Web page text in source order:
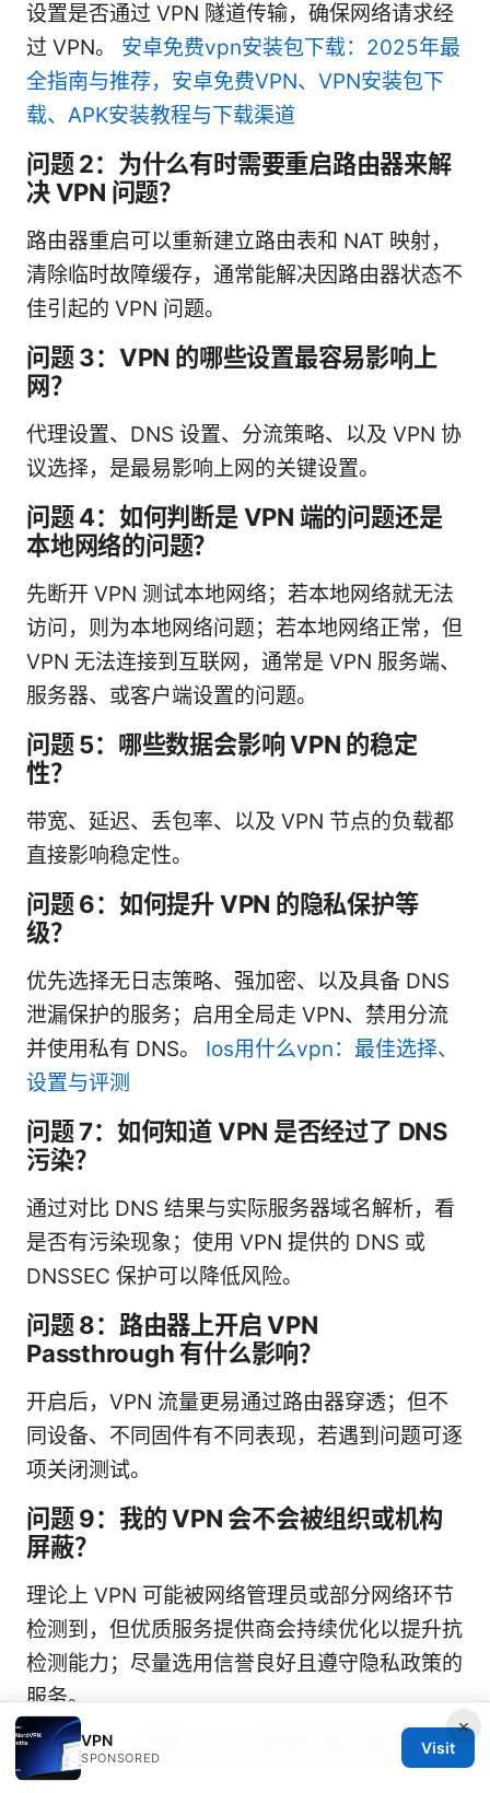
设置是否通过 VPN 隧道传输，确保网络请求经
过 VPN。 安卓免费vpn安装包下载：2025年最
全指南与推荐，安卓免费VPN、VPN安装包下
载、APK安装教程与下载渠道
问题 2：为什么有时需要重启路由器来解
决 VPN 问题？
路由器重启可以重新建立路由表和 NAT 映射，
清除临时故障缓存，通常能解决因路由器状态不
佳引起的 VPN 问题。
问题 3：VPN 的哪些设置最容易影响上
网？
代理设置、DNS 设置、分流策略、以及 VPN 协
议选择，是最易影响上网的关键设置。
问题 4：如何判断是 VPN 端的问题还是
本地网络的问题？
先断开 VPN 测试本地网络；若本地网络就无法
访问，则为本地网络问题；若本地网络正常，但
VPN 无法连接到互联网，通常是 VPN 服务端、
服务器、或客户端设置的问题。
问题 5：哪些数据会影响 VPN 的稳定
性？
带宽、延迟、丢包率、以及 VPN 节点的负载都
直接影响稳定性。
问题 6：如何提升 VPN 的隐私保护等
级？
优先选择无日志策略、强加密、以及具备 DNS
泄漏保护的服务；启用全局走 VPN、禁用分流
并使用私有 DNS。 Ios用什么vpn：最佳选择、
设置与评测
问题 7：如何知道 VPN 是否经过了 DNS
污染？
通过对比 DNS 结果与实际服务器域名解析，看
是否有污染现象；使用 VPN 提供的 DNS 或
DNSSEC 保护可以降低风险。
问题 8：路由器上开启 VPN
Passthrough 有什么影响？
开启后，VPN 流量更易通过路由器穿透；但不
同设备、不同固件有不同表现，若遇到问题可逐
项关闭测试。
问题 9：我的 VPN 会不会被组织或机构
屏蔽？
理论上 VPN 可能被网络管理员或部分网络环节
检测到，但优质服务提供商会持续优化以提升抗
检测能力；尽量选用信誉良好且遵守隐私政策的
服务。
问题 10：如果以上方法都不起作用怎么
办？
×
VPN
SPONSORED
Visit